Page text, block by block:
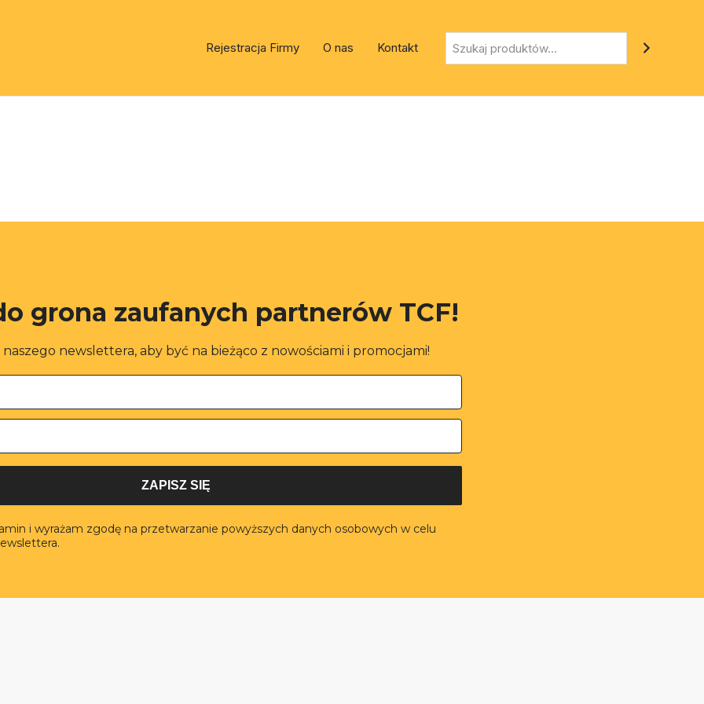
Rejestracja Firmy O nas Kontakt
grona zaufanych partnerów TCF!
naszego newslettera, aby być na bieżąco z nowościami i promocjami!
ZAPISZ SIĘ
i wyrażam zgodę na przetwarzanie powyższych danych osobowych w celu